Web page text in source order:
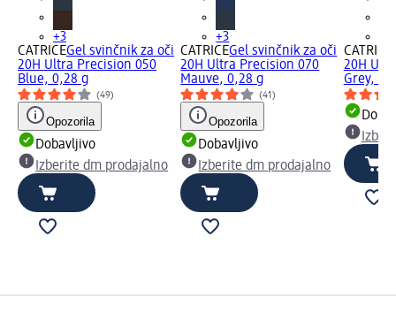
+3
CATRICEGel svinčnik za oči
20H Ultra Precision 050
Blue, 0,28 g
(49)
Opozorila
Dobavljivo
Izberite dm prodajalno
+3
CATRICEGel svinčnik za oči
20H Ultra Precision 070
Mauve, 0,28 g
(41)
Opozorila
Dobavljivo
Izberite dm prodajalno
CATRICE
20H
Grey,